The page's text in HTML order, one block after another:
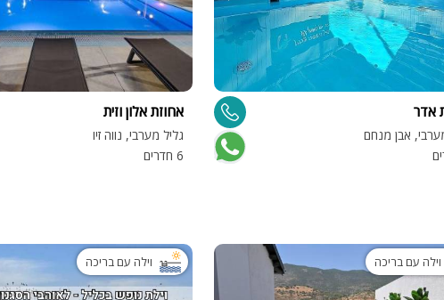
משפחות
גדולות
מיטה זוגית
בזול
בתי נופש
אדר
אבן מנחם
אחוזת אלון וזית
גליל מערבי, נווה זיו
6 חדרים
וילה עם בריכה וילה עם בריכה